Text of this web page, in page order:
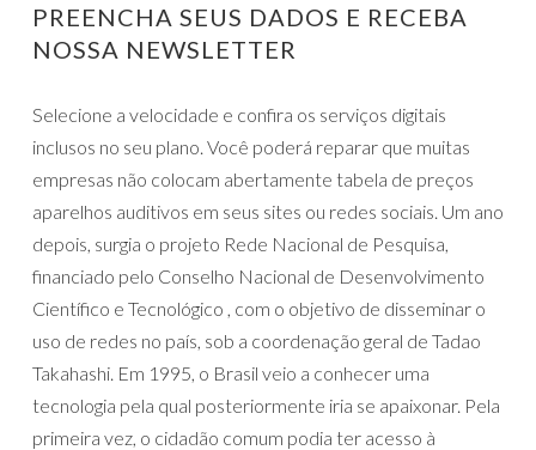
PREENCHA SEUS DADOS E RECEBA
NOSSA NEWSLETTER
Selecione a velocidade e confira os serviços digitais
inclusos no seu plano. Você poderá reparar que muitas
empresas não colocam abertamente tabela de preços
aparelhos auditivos em seus sites ou redes sociais. Um ano
depois, surgia o projeto Rede Nacional de Pesquisa,
financiado pelo Conselho Nacional de Desenvolvimento
Científico e Tecnológico , com o objetivo de disseminar o
uso de redes no país, sob a coordenação geral de Tadao
Takahashi. Em 1995, o Brasil veio a conhecer uma
tecnologia pela qual posteriormente iria se apaixonar. Pela
primeira vez, o cidadão comum podia ter acesso à